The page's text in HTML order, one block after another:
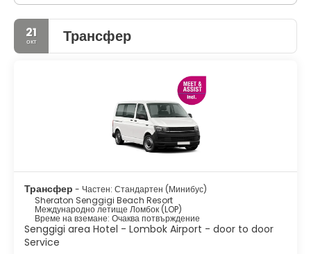
21
окт Трансфер
Трансфер - Частен: Стандартен (Минибус)
Sheraton Senggigi Beach Resort
Международно летище Ломбок (LOP)
Време на вземане: Очаква потвърждение
Senggigi area Hotel - Lombok Airport - door to door
Service